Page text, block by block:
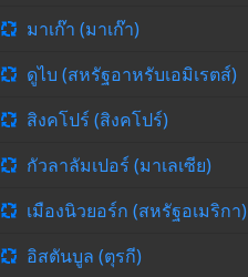
มาเก๊า (มาเก๊า)
ดูไบ (สหรัฐอาหรับเอมิเรตส์)
สิงคโปร์ (สิงคโปร์)
กัวลาลัมเปอร์ (มาเลเซีย)
เมืองนิวยอร์ก (สหรัฐอเมริกา)
อิสตันบูล (ตุรกี)